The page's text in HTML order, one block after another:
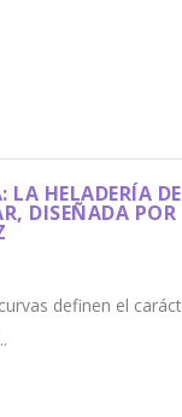
LA HELADERÍA
DISEÑADA POR
definen el